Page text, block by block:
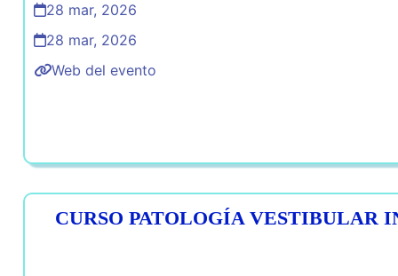
28 mar, 2026
28 mar, 2026
Web del evento
CURSO PATOLOGÍA VESTIBULAR